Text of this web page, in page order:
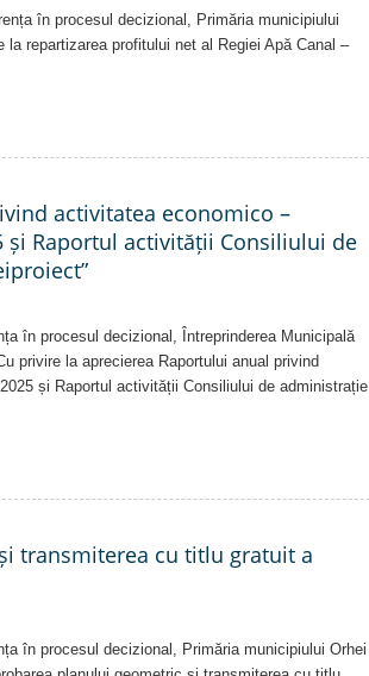
în procesul decizional, Primăria municipiului
repartizarea profitului net al Regiei Apă Canal –
activitatea economico –
și Raportul activității Consiliului de
în procesul decizional, Întreprinderea Municipală
privire la aprecierea Raportului anual privind
și Raportul activității Consiliului de administrație
transmiterea cu titlu gratuit a
în procesul decizional, Primăria municipiului Orhei